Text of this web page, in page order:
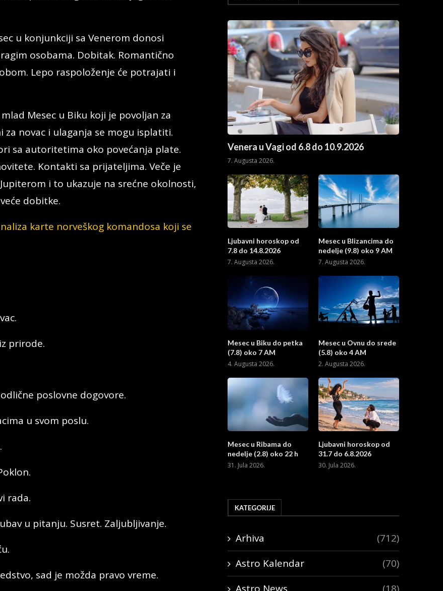
u konjunkciji sa Venerom donosi
osobama. Dobitak. Romantično
Lepo raspoloženje će potrajati i
Mesec u Biku koji je povoljan za
za novac i ulaganja se mogu isplatiti.
sa autoritetima oko povećanja plate.
Kontakti sa prijateljima. Veče je
i to ukazuje na srećne okolnosti,
dobitke.
karte norveškog komandosa koji se
prirode.
poslovne dogovore.
u svom poslu.
rada.
u pitanju. Susret. Zaljubljivanje.
sad je možda pravo vreme.
Venera u Vagi od 6.8 do 10.9.2026
7. Augusta 2026.
Ljubavni horoskop od
7.8 do 14.8.2026
7. Augusta 2026.
Mesec u Blizancima do
nedelje (9.8) oko 9 AM
7. Augusta 2026.
Mesec u Biku do petka
(7.8) oko 7 AM
4. Augusta 2026.
Mesec u Ovnu do srede
(5.8) oko 4 AM
2. Augusta 2026.
Mesec u Ribama do
nedelje (2.8) oko 22 h
31. Jula 2026.
Ljubavni horoskop od
31.7 do 6.8.2026
30. Jula 2026.
KATEGORIJE
Arhiva
(712)
Astro Kalendar
(70)